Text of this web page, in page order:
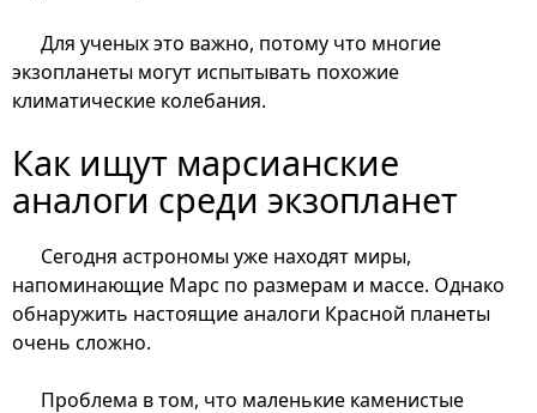
Для ученых это важно, потому что многие
экзопланеты могут испытывать похожие
климатические колебания.
Как ищут марсианские
аналоги среди экзопланет
Сегодня астрономы уже находят миры,
напоминающие Марс по размерам и массе. Однако
обнаружить настоящие аналоги Красной планеты
очень сложно.
Проблема в том, что маленькие каменистые